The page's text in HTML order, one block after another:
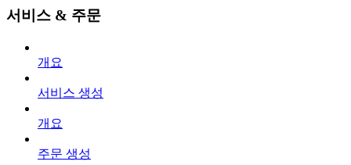
서비스 & 주문
개요
서비스 생성
개요
주문 생성